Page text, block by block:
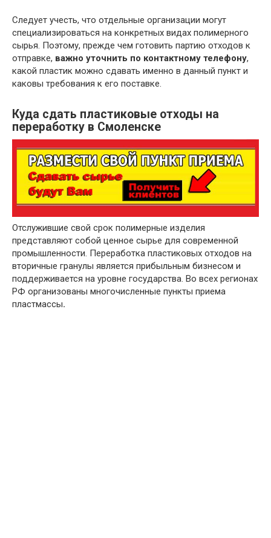
Следует учесть, что отдельные организации могут
специализироваться на конкретных видах полимерного
сырья. Поэтому, прежде чем готовить партию отходов к
отправке, важно уточнить по контактному телефону,
какой пластик можно сдавать именно в данный пункт и
каковы требования к его поставке.
Куда сдать пластиковые отходы на
переработку в Смоленске
Отслужившие свой срок полимерные изделия
представляют собой ценное сырье для современной
промышленности. Переработка пластиковых отходов на
вторичные гранулы является прибыльным бизнесом и
поддерживается на уровне государства. Во всех регионах
РФ организованы многочисленные пункты приема
пластмассы.